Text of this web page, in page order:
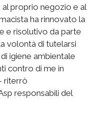
proprio negozio e al
ha rinnovato la
e risolutivo da parte
volontà di tutelarsi
igiene ambientale
contro di me in
riterrò
responsabili del